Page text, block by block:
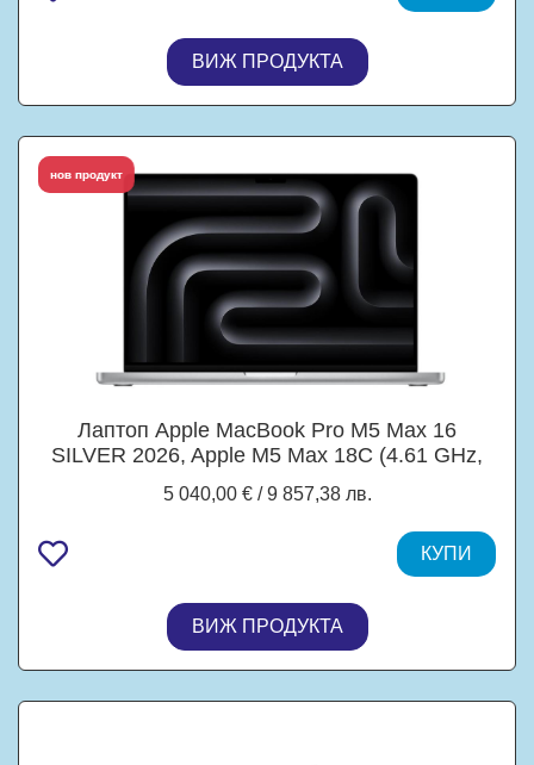
ВИЖ ПРОДУКТА
топ продукт
нов продукт
Лаптоп Apple MacBook Pro M5 Max 16
SILVER 2026, Apple M5 Max 18C (4.61 GHz,
XDR, 32C GPU Apple M5 Max, 36GB
LPDDR5X, 2TB SSD, Mac OS Tahoe
5 040,00 € / 9 857,38 лв.
КУПИ
ВИЖ ПРОДУКТА